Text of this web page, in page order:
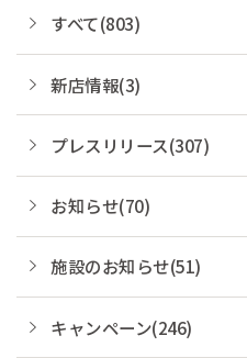
すべて(803)
新店情報(3)
プレスリリース(307)
お知らせ(70)
施設のお知らせ(51)
キャンペーン(246)